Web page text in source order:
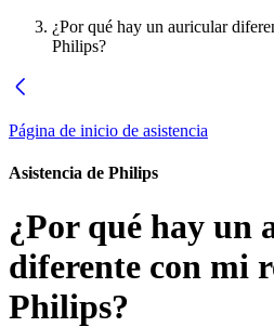
¿Por qué hay un auricular
Philips?
Página de inicio de asistencia
Asistencia de Philips
¿Por qué hay un
diferente con mi
Philips?